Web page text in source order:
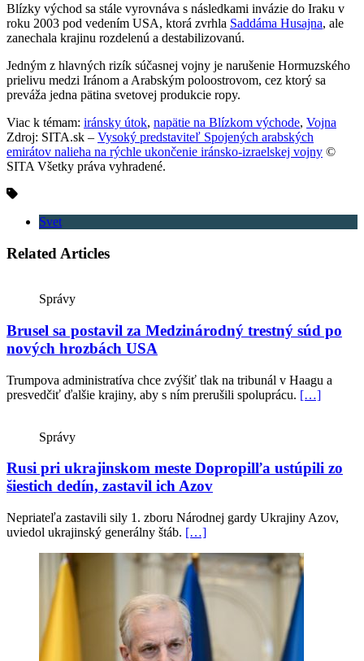
Blízky východ sa stále vyrovnáva s následkami invázie do Iraku v
roku 2003 pod vedením USA, ktorá zvrhla Saddáma Husajna, ale
zanechala krajinu rozdelenú a destabilizovanú.
Jedným z hlavných rizík súčasnej vojny je narušenie Hormuzského
prielivu medzi Iránom a Arabským poloostrovom, cez ktorý sa
preváža jedna pätina svetovej produkcie ropy.
Viac k témam: iránsky útok, napätie na Blízkom východe, Vojna
Zdroj: SITA.sk – Vysoký predstaviteľ Spojených arabských
emirátov nalieha na rýchle ukončenie iránsko-izraelskej vojny ©
SITA Všetky práva vyhradené.
Svet
Related Articles
Správy
Brusel sa postavil za Medzinárodný trestný súd po
nových hrozbách USA
Trumpova administratíva chce zvýšiť tlak na tribunál v Haagu a
presvedčiť ďalšie krajiny, aby s ním prerušili spoluprácu. […]
Správy
Rusi pri ukrajinskom meste Dopropilľa ustúpili zo
šiestich dedín, zastavil ich Azov
Nepriateľa zastavili sily 1. zboru Národnej gardy Ukrajiny Azov,
uviedol ukrajinský generálny štáb. […]